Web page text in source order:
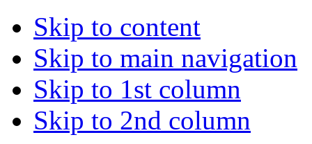
Skip to content
Skip to main navigation
Skip to 1st column
Skip to 2nd column